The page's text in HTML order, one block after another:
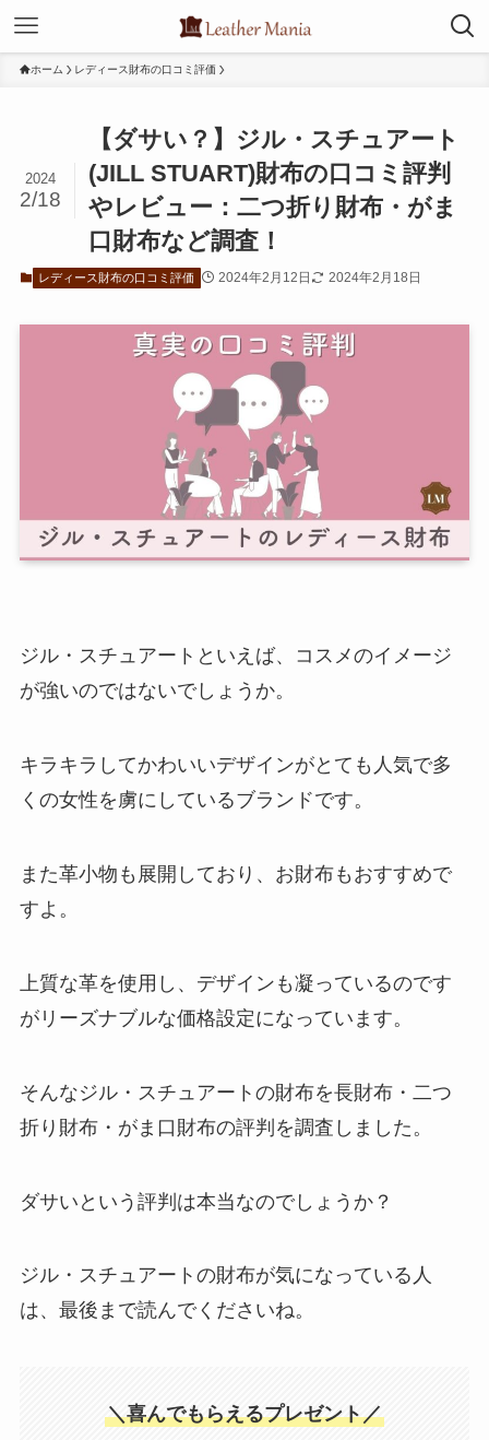
ホーム レディース財布の口コミ評価
【ダサい？】ジル・スチュアート
(JILL STUART)財布の口コミ評判
やレビュー：二つ折り財布・がま
口財布など調査！
2024
2/18
レディース財布の口コミ評価 2024年2月12日 2024年2月18日
ジル・スチュアートといえば、コスメのイメージ
が強いのではないでしょうか。
キラキラしてかわいいデザインがとても人気で多
くの女性を虜にしているブランドです。
また革小物も展開しており、お財布もおすすめで
すよ。
上質な革を使用し、デザインも凝っているのです
がリーズナブルな価格設定になっています。
そんなジル・スチュアートの財布を長財布・二つ
折り財布・がま口財布の評判を調査しました。
ダサいという評判は本当なのでしょうか？
ジル・スチュアートの財布が気になっている人
は、最後まで読んでくださいね。
＼喜んでもらえるプレゼント／